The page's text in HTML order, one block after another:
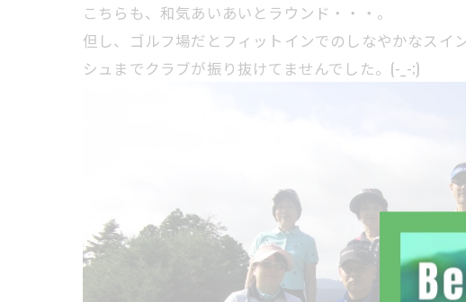
こちらも、和気あいあいとラウンド・・・。
但し、ゴルフ場だとフィットインでのしなやかなスイ
シュまでクラブが振り抜けてませんでした。(-_-;)